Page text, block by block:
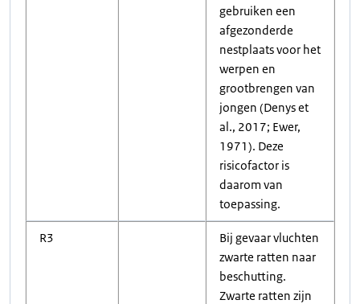
gebruiken een
afgezonderde
nestplaats voor het
werpen en
grootbrengen van
jongen (Denys et
al., 2017; Ewer,
1971). Deze
risicofactor is
daarom van
toepassing.
R3
Bij gevaar vluchten
zwarte ratten naar
beschutting.
Zwarte ratten zijn